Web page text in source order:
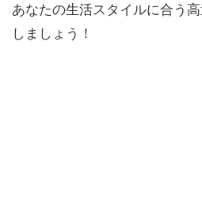
あなたの生活スタイルに合う
しましょう！